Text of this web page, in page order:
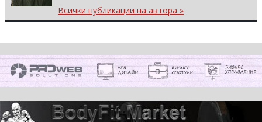
Всички публикации на автора »